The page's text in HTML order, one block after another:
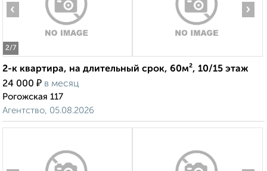
2/7
‹ ›
2-к квартира, на длительный срок, 60м², 10/15 этаж
24 000 ₽ в месяц
Рогожская 117
Агентство, 05.08.2026